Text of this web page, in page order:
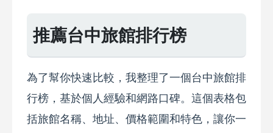
推薦台中旅館排行榜
為了幫你快速比較，我整理了一個台中旅館排
行榜，基於個人經驗和網路口碑。這個表格包
括旅館名稱、地址、價格範圍和特色，讓你一